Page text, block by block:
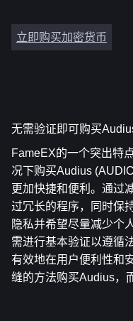
立即购买加密货币
无需验证即可购买
FameEX的一个突出特
况下购买Audius
更加快捷和便利。通过
过冗长的程序，同时保
隐私并希望尽量减少个
需进行基本验证以遵循
有效地在用户便利性和
缝的方法购买Audius，